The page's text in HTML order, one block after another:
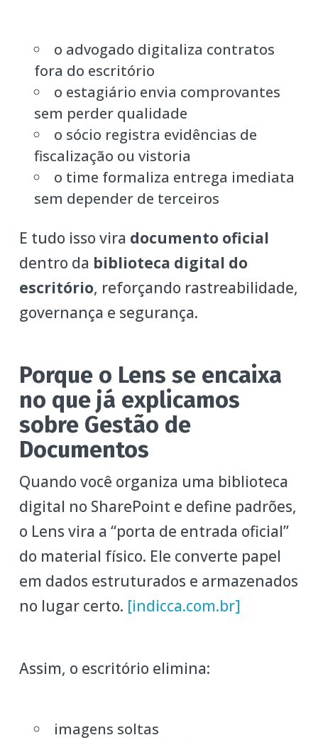
o advogado digitaliza contratos
fora do escritório
o estagiário envia comprovantes
sem perder qualidade
o sócio registra evidências de
fiscalização ou vistoria
o time formaliza entrega imediata
sem depender de terceiros
E tudo isso vira documento oficial
dentro da biblioteca digital do
escritório, reforçando rastreabilidade,
governança e segurança.
Porque o Lens se encaixa
no que já explicamos
sobre Gestão de
Documentos
Quando você organiza uma biblioteca
digital no SharePoint e define padrões,
o Lens vira a “porta de entrada oficial”
do material físico. Ele converte papel
em dados estruturados e armazenados
no lugar certo. [indicca.com.br]
Assim, o escritório elimina:
imagens soltas